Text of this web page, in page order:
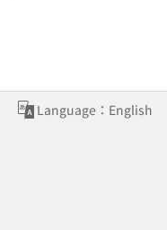
Language：English